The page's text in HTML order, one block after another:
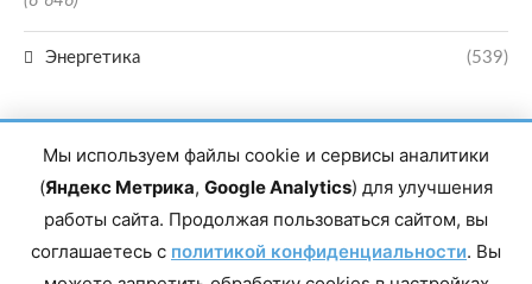
Энергетика (539)
Главный редактор сетевого издания Магомаев Тимур Нухович. Контакты
редакции: 8(988)-292-94-34 Почта: vestiskfo@gmail.com По вопросам
Мы используем файлы cookie и сервисы аналитики
(Яндекс Метрика, Google Analytics) для улучшения
работы сайта. Продолжая пользоваться сайтом, вы
соглашаетесь с политикой конфиденциальности. Вы